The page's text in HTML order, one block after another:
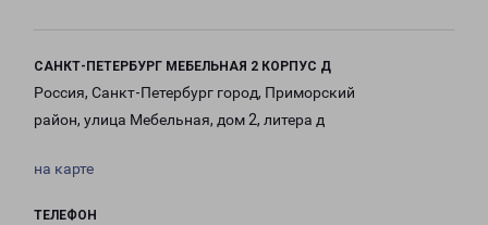
САНКТ-ПЕТЕРБУРГ МЕБЕЛЬНАЯ 2 КОРПУС Д
Россия, Санкт-Петербург город, Приморский
район, улица Мебельная, дом 2, литера д
на карте
ТЕЛЕФОН